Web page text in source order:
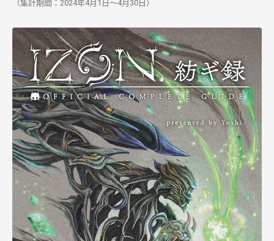
（集計期間：2024年4月1日～4月30日）